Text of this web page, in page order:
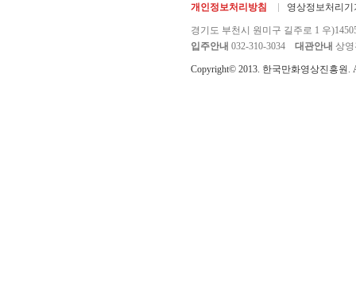
개인정보처리방침 영상정보처리기
경기도 부천시 원미구 길주로 1 우
입주안내 032-310-3034 대관안내 상영
Copyright© 2013. 한국만화영상진흥원.